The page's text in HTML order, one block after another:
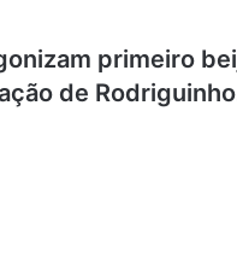
primeiro
de